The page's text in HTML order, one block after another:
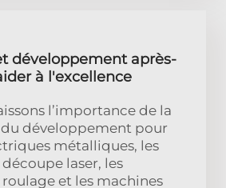
développement après-
à l'excellence
l’importance de la
développement pour
métalliques, les
laser, les
et les machines